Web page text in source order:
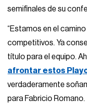
semifinales de su
“Estamos en el
competitivos. Ya
título para el equipo.
afrontar estos
verdaderamente
para Fabricio Romano.